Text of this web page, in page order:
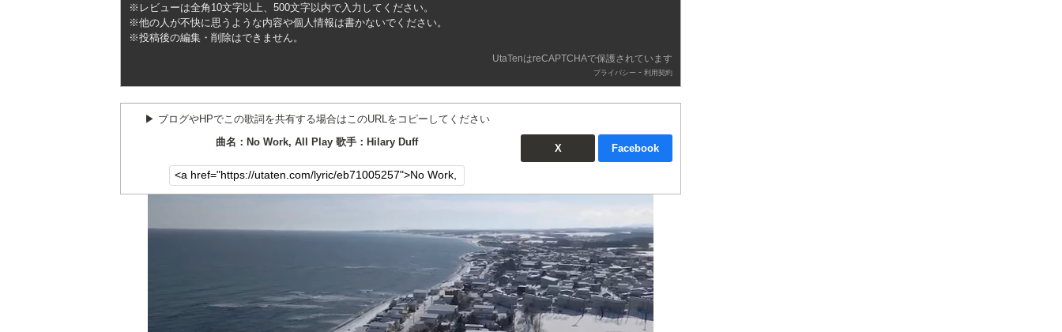
※レビューは全角10文字以上、500文字以内で入力してください。
※他の人が不快に思うような内容や個人情報は書かないでください。
※投稿後の編集・削除はできません。
UtaTenはreCAPTCHAで保護されています
プライバシー - 利用契約
▶︎ ブログやHPでこの歌詞を共有する場合はこのURLをコピーしてください
曲名：No Work, All Play 歌手：Hilary Duff
X Facebook
次の動画まで 3